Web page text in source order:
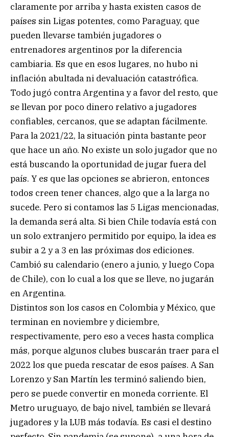
claramente por arriba y hasta existen casos de
países sin Ligas potentes, como Paraguay, que
pueden llevarse también jugadores o
entrenadores argentinos por la diferencia
cambiaria. Es que en esos lugares, no hubo ni
inflación abultada ni devaluación catastrófica.
Todo jugó contra Argentina y a favor del resto, que
se llevan por poco dinero relativo a jugadores
confiables, cercanos, que se adaptan fácilmente.
Para la 2021/22, la situación pinta bastante peor
que hace un año. No existe un solo jugador que no
está buscando la oportunidad de jugar fuera del
país. Y es que las opciones se abrieron, entonces
todos creen tener chances, algo que a la larga no
sucede. Pero si contamos las 5 Ligas mencionadas,
la demanda será alta. Si bien Chile todavía está con
un solo extranjero permitido por equipo, la idea es
subir a 2 y a 3 en las próximas dos ediciones.
Cambió su calendario (enero a junio, y luego Copa
de Chile), con lo cual a los que se lleve, no jugarán
en Argentina.
Distintos son los casos en Colombia y México, que
terminan en noviembre y diciembre,
respectivamente, pero eso a veces hasta complica
más, porque algunos clubes buscarán traer para el
2022 los que pueda rescatar de esos países. A San
Lorenzo y San Martín les terminó saliendo bien,
pero se puede convertir en moneda corriente. El
Metro uruguayo, de bajo nivel, también se llevará
jugadores y la LUB más todavía. Es casi el destino